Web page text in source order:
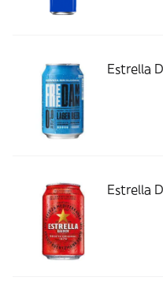
Estrella
Estrella